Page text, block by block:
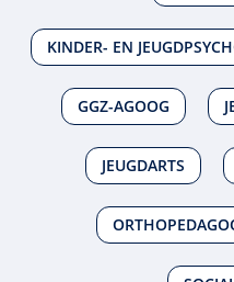
KINDER- EN
GGZ-AGOOG
JEUGDARTS